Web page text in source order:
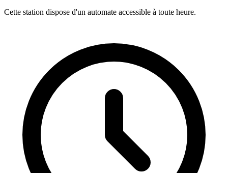
Cette station dispose d'un automate accessible à toute heure.